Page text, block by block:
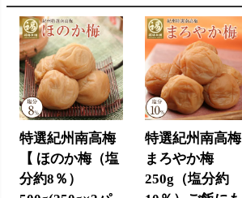
特選紀州南高梅
【 ほのか梅（塩
分約8％）
特選紀州南高梅
まろやか梅
250g（塩分約